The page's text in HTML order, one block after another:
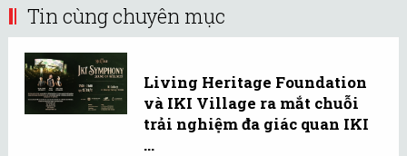
Tin cùng chuyên mục
Living Heritage Foundation
và IKI Village ra mắt chuỗi
trải nghiệm đa giác quan IKI
...